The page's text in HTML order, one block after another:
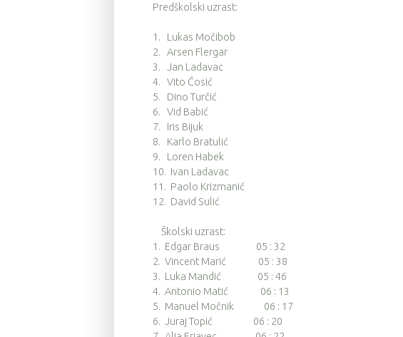
Predškolski uzrast:
1. Lukas Močibob
2. Arsen Flergar
3. Jan Ladavac
4. Vito Ćosić
5. Dino Turčić
6. Vid Babić
7. Iris Bijuk
8. Karlo Bratulić
9. Loren Habek
10. Ivan Ladavac
11. Paolo Krizmanić
12. David Sulić
Školski uzrast:
1. Edgar Braus 05 : 32
2. Vincent Marić 05 : 38
3. Luka Mandić 05 : 46
4. Antonio Matić 06 : 13
5. Manuel Močnik 06 : 17
6. Juraj Topić 06 : 20